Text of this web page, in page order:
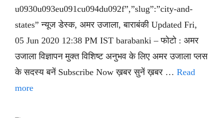
u0930u093eu091cu094du092f”,”slug”:”city-and-
states” न्यूज डेस्क, अमर उजाला, बाराबंकी Updated Fri,
05 Jun 2020 12:38 PM IST barabanki – फोटो : अमर
उजाला विज्ञापन मुक्त विशिष्ट अनुभव के लिए अमर उजाला प्लस
के सदस्य बनें Subscribe Now ख़बर सुनें ख़बर … Read
more